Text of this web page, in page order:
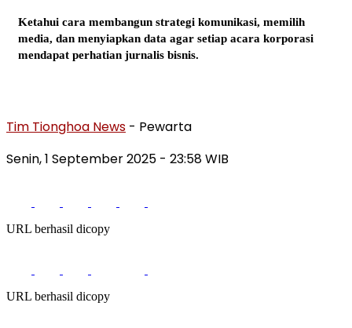
Ketahui cara membangun strategi komunikasi, memilih
media, dan menyiapkan data agar setiap acara korporasi
mendapat perhatian jurnalis bisnis.
Tim Tionghoa News - Pewarta
Senin, 1 September 2025 - 23:58 WIB
URL berhasil dicopy
URL berhasil dicopy